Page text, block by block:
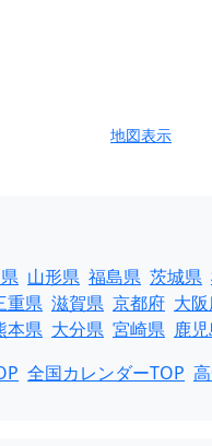
地図表示
山形県 福島県 茨城県
重県 滋賀県 京都府 大
本県 大分県 宮崎県 鹿
全国カレンダーTOP